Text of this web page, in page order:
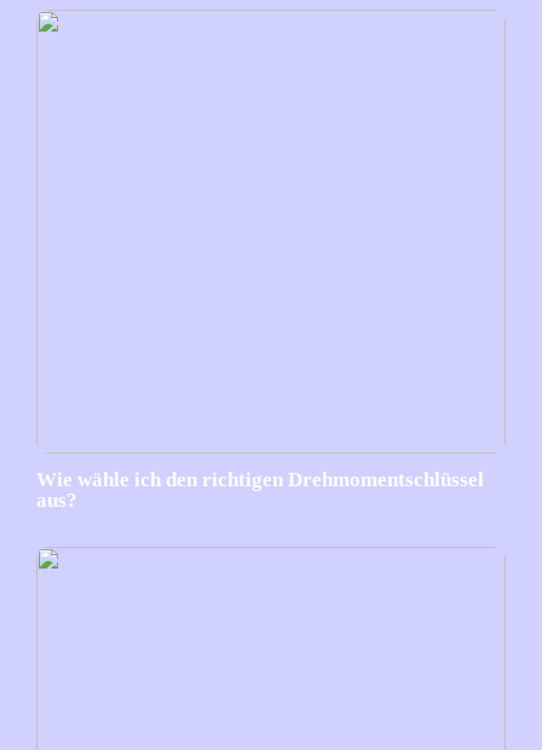
Wie wähle ich den richtigen Drehmomentschlüssel
aus?